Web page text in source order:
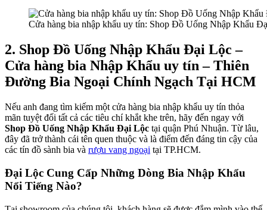
Cửa hàng bia nhập khẩu uy tín: Shop Đồ Uống Nhập Khẩu
2. Shop Đồ Uống Nhập Khẩu Đại Lộc –
Cửa hàng bia Nhập Khẩu uy tín – Thiên
Đường Bia Ngoại Chính Ngạch Tại HCM
Nếu anh đang tìm kiếm một cửa hàng bia nhập khẩu uy tín thỏa
mãn tuyệt đối tất cả các tiêu chí khắt khe trên, hãy đến ngay với
Shop Đồ Uống Nhập Khẩu Đại Lộc tại quận Phú Nhuận. Từ lâu,
đây đã trở thành cái tên quen thuộc và là điểm đến đáng tin cậy của
các tín đồ sành bia và rượu vang ngoại tại TP.HCM.
Đại Lộc Cung Cấp Những Dòng Bia Nhập Khẩu
Nổi Tiếng Nào?